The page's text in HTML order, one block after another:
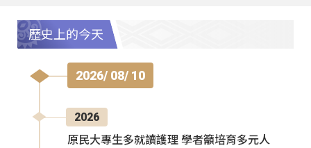
歷史上的今天
2026/ 08/ 10
2026
原民大專生多就讀護理 學者籲培育多元人